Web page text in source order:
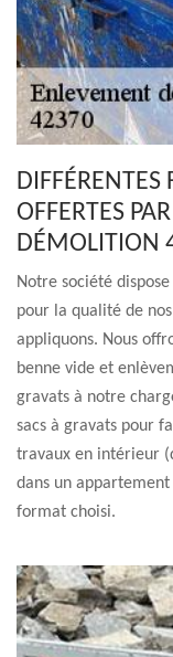
DIFFÉRENTES
OFFERTES
DÉMOLITION
Notre société
pour la qualité de
appliquons. Nous
benne vide et
gravats à notre
sacs à gravats pour
travaux en intérieur
dans un
format choisi.